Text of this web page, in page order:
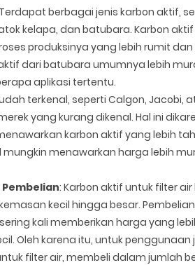
berbagai jenis karbon aktif,
kelapa, dan batubara. Karbon
produksinya yang lebih rumit
dari batubara umumnya lebih
aplikasi tertentu.
terkenal, seperti Calgon, Jacobi,
yang kurang dikenal. Hal ini
karbon aktif yang lebih
mungkin menawarkan harga lebih
: Karbon aktif untuk filter
kecil hingga besar.
kali memberikan harga yang
Oleh karena itu, untuk
filter air, membeli dalam jumlah